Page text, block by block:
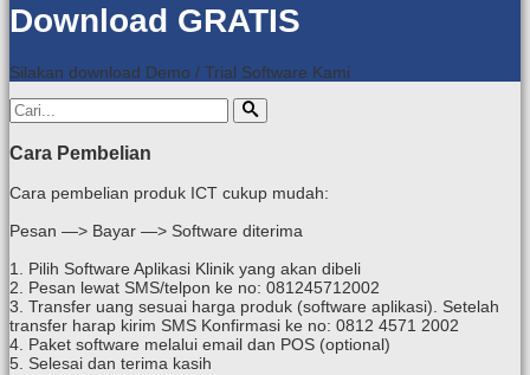
Download GRATIS
Silakan download Demo / Trial Software Kami
Cara Pembelian
Cara pembelian produk ICT cukup mudah:
Pesan —> Bayar —> Software diterima
1. Pilih Software Aplikasi Klinik yang akan dibeli
2. Pesan lewat SMS/telpon ke no: 081245712002
3. Transfer uang sesuai harga produk (software aplikasi). Setelah
transfer harap kirim SMS Konfirmasi ke no: 0812 4571 2002
4. Paket software melalui email dan POS (optional)
5. Selesai dan terima kasih